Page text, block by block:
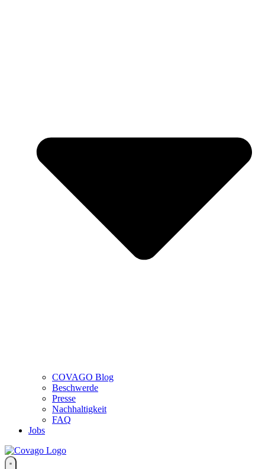
COVAGO Blog
Beschwerde
Presse
Nachhaltigkeit
FAQ
Jobs